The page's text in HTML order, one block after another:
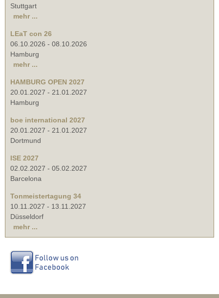
Stuttgart
mehr ...
LEaT con 26
06.10.2026 - 08.10.2026
Hamburg
mehr ...
HAMBURG OPEN 2027
20.01.2027 - 21.01.2027
Hamburg
boe international 2027
20.01.2027 - 21.01.2027
Dortmund
ISE 2027
02.02.2027 - 05.02.2027
Barcelona
Tonmeistertagung 34
10.11.2027 - 13.11.2027
Düsseldorf
mehr ...